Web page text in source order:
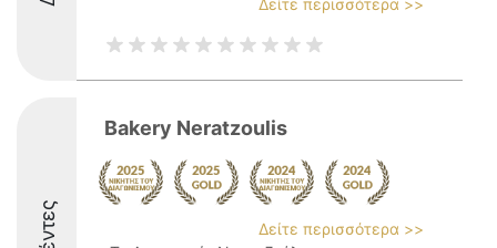
Δείτε περισσότερα >>
Bakery Neratzoulis
Δείτε περισσότερα >>